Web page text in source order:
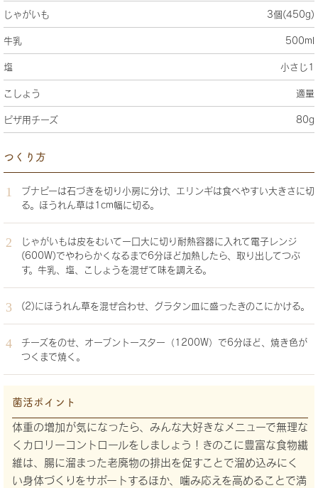
じゃがいも 3個(450g)
牛乳 500ml
塩 小さじ1
こしょう 適量
ピザ用チーズ 80g
つくり方
ブナピーは石づきを切り小房に分け、エリンギは食べやすい大きさに切
る。ほうれん草は1cm幅に切る。
じゃがいもは皮をむいて一口大に切り耐熱容器に入れて電子レンジ
(600W)でやわらかくなるまで6分ほど加熱したら、取り出してつぶ
す。牛乳、塩、こしょうを混ぜて味を調える。
(2)にほうれん草を混ぜ合わせ、グラタン皿に盛ったきのこにかける。
チーズをのせ、オーブントースター（1200W）で6分ほど、焼き色が
つくまで焼く。
菌活ポイント
体重の増加が気になったら、みんな大好きなメニューで無理な
くカロリーコントロールをしましょう！きのこに豊富な食物繊
維は、腸に溜まった老廃物の排出を促すことで溜め込みにく
い身体づくりをサポートするほか、噛み応えを高めることで満